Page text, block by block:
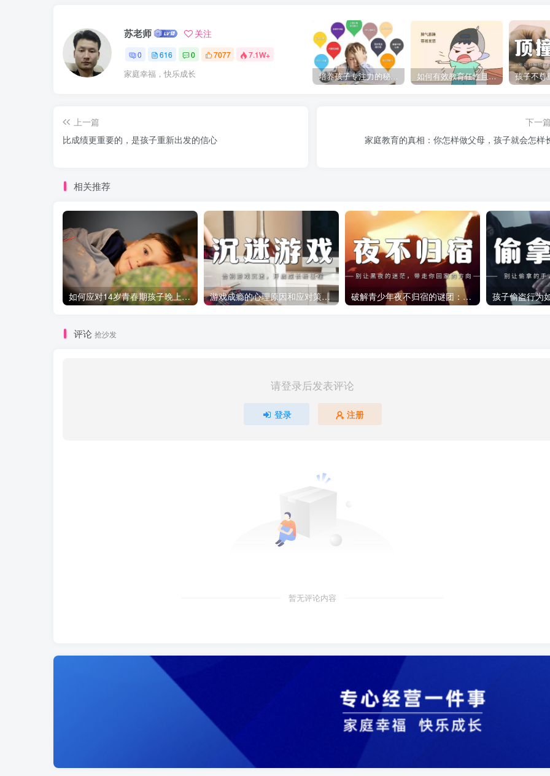
苏老师 关注
0 616 0 7077 7.1W+
家庭幸福，快乐成长 培养孩子专注力的秘密：让他们在学习和生活中如鱼得水的技巧 如何有效教育任性且脾气暴躁的孩子，父母必看的实用指南
上一篇
比成绩更重要的，是孩子重新出发的信心
下一
家庭教育的真相：你怎样做父母，孩子就会怎样
相关推荐
如何应对14岁青春期孩子晚上不回家的问题 游戏成瘾的心理原因和应对策略：如何引导青少年走出虚拟世界？ 破解青少年夜不归宿的谜团：家长应采取的有效对策
评论 抢沙发
请登录后发表评论
登录 注册
暂无评论内容